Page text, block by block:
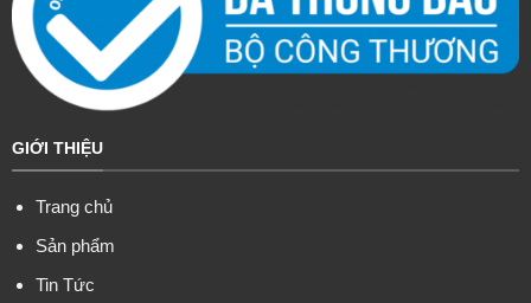
GIỚI THIỆU
Trang chủ
Sản phẩm
Tin Tức